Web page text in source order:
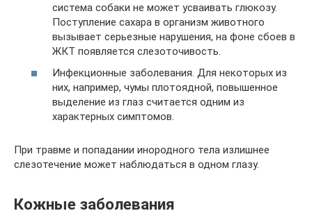
система собаки не может усваивать глюкозу.
Поступление сахара в организм животного
вызывает серьезные нарушения, на фоне сбоев в
ЖКТ появляется слезоточивость.
Инфекционные заболевания. Для некоторых из
них, например, чумы плотоядной, повышенное
выделение из глаз считается одним из
характерных симптомов.
При травме и попадании инородного тела излишнее
слезотечение может наблюдаться в одном глазу.
Кожные заболевания